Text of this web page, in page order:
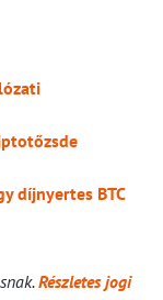
díjnyertes BTC
Részletes jogi